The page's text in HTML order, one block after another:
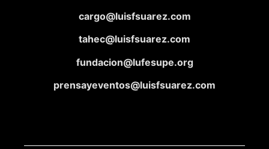
cargo@luisfsuarez.com
tahec@luisfsuarez.com
fundacion@lufesupe.org
prensayeventos@luisfsuarez.com